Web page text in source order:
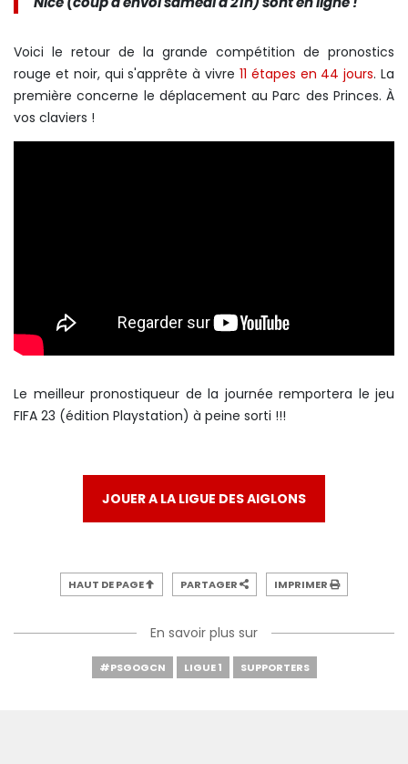
Voici le retour de la grande compétition de pronostics
rouge et noir, qui s'apprête à vivre 11 étapes en 44 jours. La
première concerne le déplacement au Parc des Princes. À
vos claviers !
Le meilleur pronostiqueur de la journée remportera le jeu
FIFA 23 (édition Playstation) à peine sorti !!!
JOUER A LA LIGUE DES AIGLONS
HAUT DE PAGE PARTAGER IMPRIMER
En savoir plus sur
#PSGOGCN LIGUE 1 SUPPORTERS